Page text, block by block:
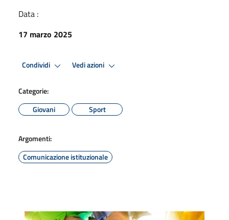
Data :
17 marzo 2025
Condividi Vedi azioni
Categorie:
Giovani
Sport
Argomenti:
Comunicazione istituzionale